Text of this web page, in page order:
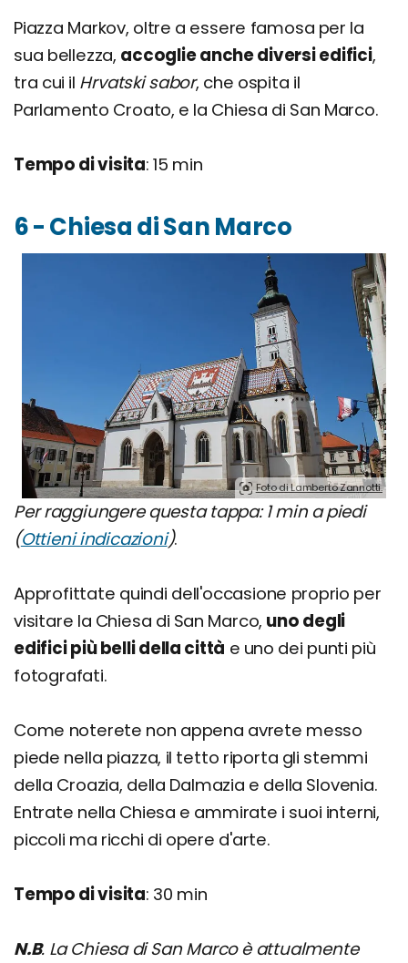
Piazza Markov, oltre a essere famosa per la
sua bellezza, accoglie anche diversi edifici,
tra cui il Hrvatski sabor, che ospita il
Parlamento Croato, e la Chiesa di San Marco.
Tempo di visita: 15 min
6 - Chiesa di San Marco
Foto di Lamberto Zannotti.
Per raggiungere questa tappa: 1 min a piedi
(Ottieni indicazioni).
Approfittate quindi dell'occasione proprio per
visitare la Chiesa di San Marco, uno degli
edifici più belli della città e uno dei punti più
fotografati.
Come noterete non appena avrete messo
piede nella piazza, il tetto riporta gli stemmi
della Croazia, della Dalmazia e della Slovenia.
Entrate nella Chiesa e ammirate i suoi interni,
piccoli ma ricchi di opere d'arte.
Tempo di visita: 30 min
N.B. La Chiesa di San Marco è attualmente